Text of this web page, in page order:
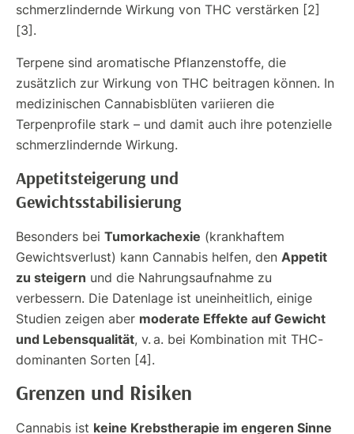
schmerzlindernde Wirkung von THC verstärken [2]
[3].
Terpene sind aromatische Pflanzenstoffe, die
zusätzlich zur Wirkung von THC beitragen können. In
medizinischen Cannabisblüten variieren die
Terpenprofile stark – und damit auch ihre potenzielle
schmerzlindernde Wirkung.
Appetitsteigerung und
Gewichtsstabilisierung
Besonders bei Tumorkachexie (krankhaftem
Gewichtsverlust) kann Cannabis helfen, den Appetit
zu steigern und die Nahrungsaufnahme zu
verbessern. Die Datenlage ist uneinheitlich, einige
Studien zeigen aber moderate Effekte auf Gewicht
und Lebensqualität, v. a. bei Kombination mit THC-
dominanten Sorten [4].
Grenzen und Risiken
Cannabis ist keine Krebstherapie im engeren Sinne